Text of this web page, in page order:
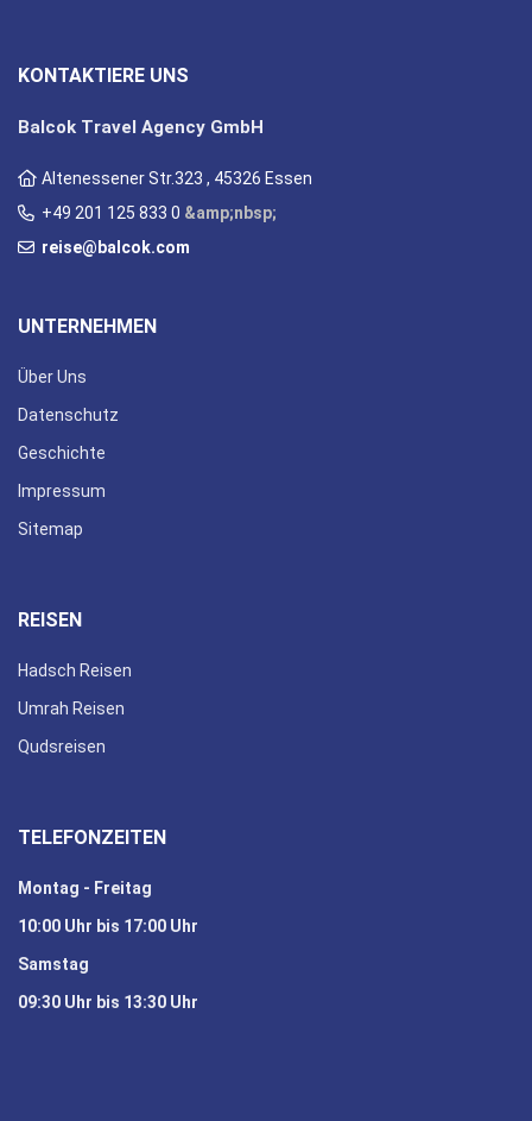
KONTAKTIERE UNS
Balcok Travel Agency GmbH
Altenessener Str.323 , 45326 Essen
+49 201 125 833 0 &amp;nbsp;
reise@balcok.com
UNTERNEHMEN
Über Uns
Datenschutz
Geschichte
Impressum
Sitemap
REISEN
Hadsch Reisen
Umrah Reisen
Qudsreisen
TELEFONZEITEN
Montag - Freitag
10:00 Uhr bis 17:00 Uhr
Samstag
09:30 Uhr bis 13:30 Uhr